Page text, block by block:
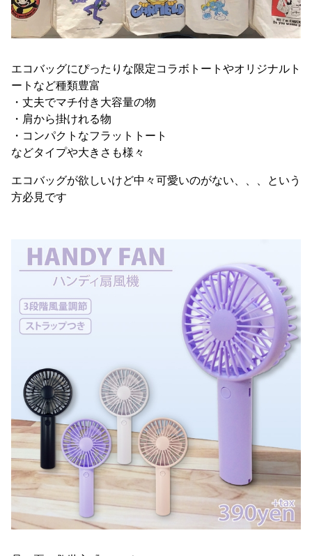
エコバッグにぴったりな 限定コラボトートやオリジナルト
ートなど 種類豊富
・丈夫でマチ付き大容量の物
・ 肩から掛けれる物
・コンパクトなフラットトート
など タイプや大きさも様々
エコバッグが欲しいけど中々可愛いのがない、、、という
方必見です